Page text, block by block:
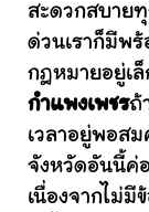
สะดวกสบาย
ด่วนเราก็มีพ
กฎหมายอยู่เ
กำแพงเพชรถ้
เวลาอยู่พอส
จังหวัดอันนี้ค่
เนื่องจากไม่